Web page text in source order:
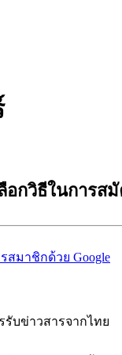
อกวิธีในการส
สมาชิกด้วย Google
รับข่าวสารจากไทย